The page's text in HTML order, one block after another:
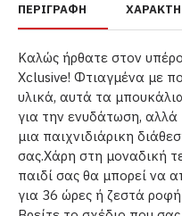
ΠΕΡΙΓΡΑΦΉ
Καλώς ήρθατε στον
Xclusive! Φτιαγμένα με
υλικά, αυτά τα
για την ενυδάτωση,
μια παιχνιδιάρικη
σας.Χάρη στη μοναδική
παιδί σας θα μπορεί να
για 36 ώρες ή ζεστά